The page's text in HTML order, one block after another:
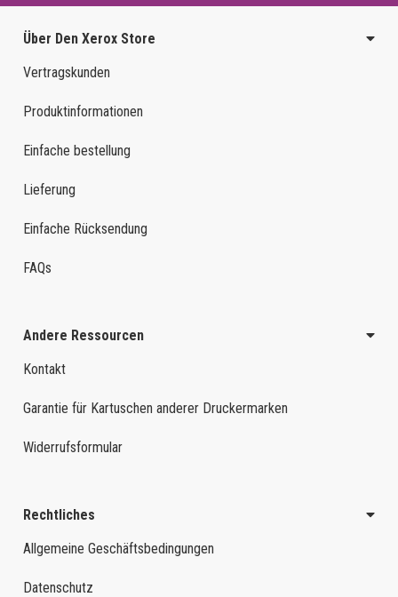
Über Den Xerox Store
Vertragskunden
Produktinformationen
Einfache bestellung
Lieferung
Einfache Rücksendung
FAQs
Andere Ressourcen
Kontakt
Garantie für Kartuschen anderer Druckermarken
Widerrufsformular
Rechtliches
Allgemeine Geschäftsbedingungen
Datenschutz